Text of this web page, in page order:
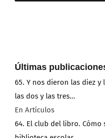
Últimas
65. Y nos dieron las diez y
las dos y las tres…
En Artículos
64. El club del libro. Cómo